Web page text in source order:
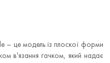
– це модель із плоскої форми
в'язання гачком, який надає